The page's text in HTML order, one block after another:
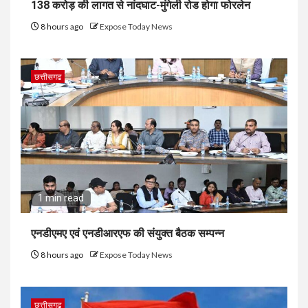
138 करोड़ की लागत से नांदघाट-मुंगेली रोड होगा फोरलेन
8 hours ago Expose Today News
छत्तीसगढ
1 min read
एनडीएमए एवं एनडीआरएफ की संयुक्त बैठक सम्पन्न
8 hours ago Expose Today News
छत्तीसगढ